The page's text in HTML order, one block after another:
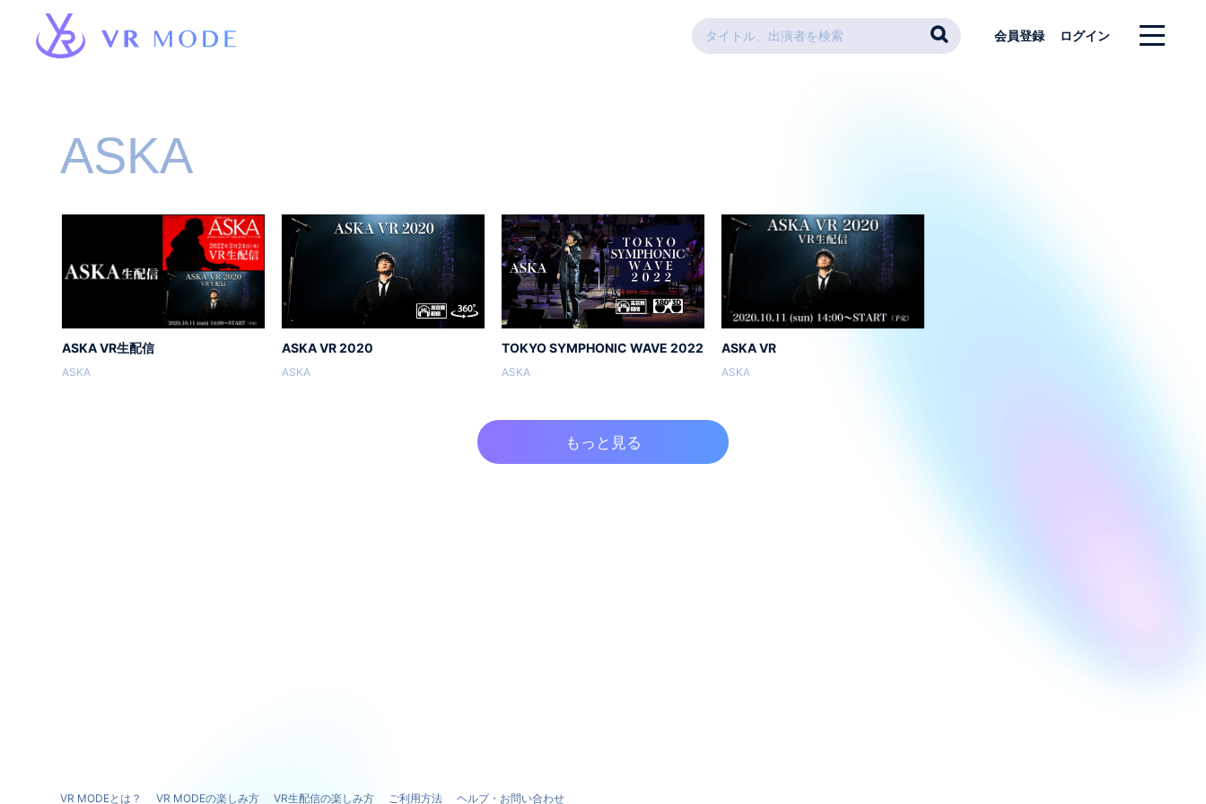
会員登録 ログイン
ASKA
ASKA VR生配信
ASKA
ASKA VR 2020
ASKA
TOKYO SYMPHONIC WAVE 2022
ASKA
ASKA VR
ASKA
もっと見る
VR MODEとは？ VR MODEの楽しみ方 VR生配信の楽しみ方 ご利用方法 ヘルプ・お問い合わせ